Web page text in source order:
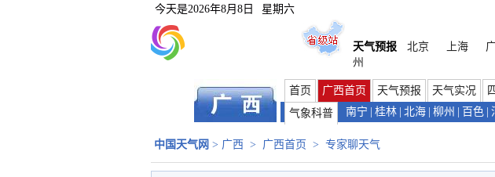
今天是2026年8月8日 星期六
天气预报
北京 上海
州
首页 广西首页 天气预报 天气实况
气象科普
南宁 桂林 北海 柳州 百色
中国天气网 > 广西 > 广西首页 > 专家聊天气